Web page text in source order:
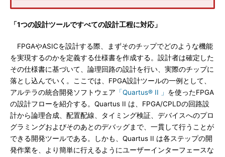
「1つの設計ツールですべての設計工程に対応」
FPGAやASICを設計する際、まずそのチップでどのような機能
を実現するのかを定義する仕様書を作成する。設計者は確定した
その仕様書に基づいて、論理回路の設計を行い、実際のチップに
落とし込んでいく。ここでは、FPGA設計ツールの一例として、
アルテラの統合開発ソフトウェア 「Quartus® II 」 を使ったFPGA
の設計フローを紹介する。Quartus II は、FPGA/CPLDの回路設
計から論理合成、配置配線、タイミング検証、デバイスへのプロ
グラミングおよびそのあとのデバッグまで、一貫して行うことが
できる開発ツールである。しかも、Quartus II は各ステップの開
発作業を、より簡単に行えるようにユーザーインターフェースな